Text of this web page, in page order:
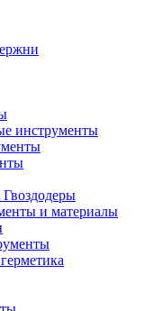
инструменты
и материалы